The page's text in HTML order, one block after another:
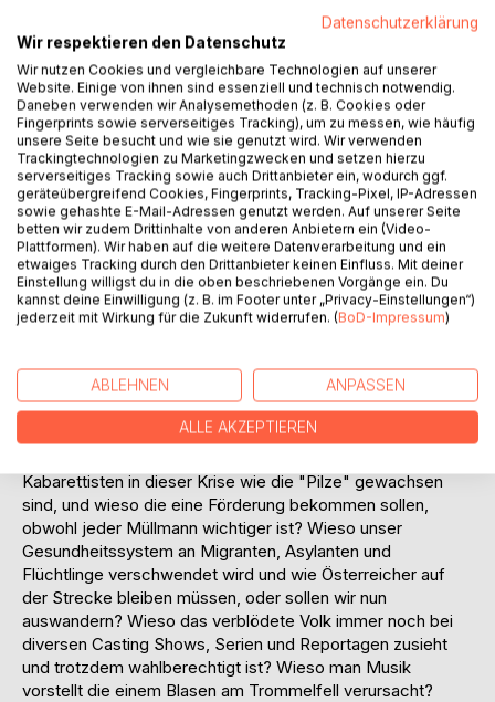
Titel bewerten
BESCHREIBUNG
Wie die Menschheit mit der Errungenschaft des Internets
und Smart Phones leider noch mehr verblödet. Wie mit der
Wahrheit was E-Autos wirklich bringen und welchen
gefahren sind und wie Leute diskriminiert werden, die sich
keines leisten können. Wer wirklich den Schaden bei der
Klimaerwärmung macht. Meldungen die jeder sofort wieder
vergessen hat, wieder in Erinnerung gebracht. Was Corona
Kabarettisten in dieser Krise wie die "Pilze" gewachsen
sind, und wieso die eine Förderung bekommen sollen,
obwohl jeder Müllmann wichtiger ist? Wieso unser
Gesundheitssystem an Migranten, Asylanten und
Flüchtlinge verschwendet wird und wie Österreicher auf
der Strecke bleiben müssen, oder sollen wir nun
auswandern? Wieso das verblödete Volk immer noch bei
diversen Casting Shows, Serien und Reportagen zusieht
und trotzdem wahlberechtigt ist? Wieso man Musik
vorstellt die einem Blasen am Trommelfell verursacht?
Datenschutzerklärung
Wir respektieren den Datenschutz
Wir nutzen Cookies und vergleichbare Technologien auf unserer
Website. Einige von ihnen sind essenziell und technisch notwendig.
Daneben verwenden wir Analysemethoden (z. B. Cookies oder
Fingerprints sowie serverseitiges Tracking), um zu messen, wie häufig
unsere Seite besucht und wie sie genutzt wird. Wir verwenden
Trackingtechnologien zu Marketingzwecken und setzen hierzu
serverseitiges Tracking sowie auch Drittanbieter ein, wodurch ggf.
geräteübergreifend Cookies, Fingerprints, Tracking-Pixel, IP-Adressen
sowie gehashte E-Mail-Adressen genutzt werden. Auf unserer Seite
betten wir zudem Drittinhalte von anderen Anbietern ein (Video-
Plattformen). Wir haben auf die weitere Datenverarbeitung und ein
etwaiges Tracking durch den Drittanbieter keinen Einfluss. Mit deiner
Einstellung willigst du in die oben beschriebenen Vorgänge ein. Du
kannst deine Einwilligung (z. B. im Footer unter „Privacy-Einstellungen“)
jederzeit mit Wirkung für die Zukunft widerrufen. (BoD-Impressum)
ABLEHNEN ANPASSEN
ALLE AKZEPTIEREN